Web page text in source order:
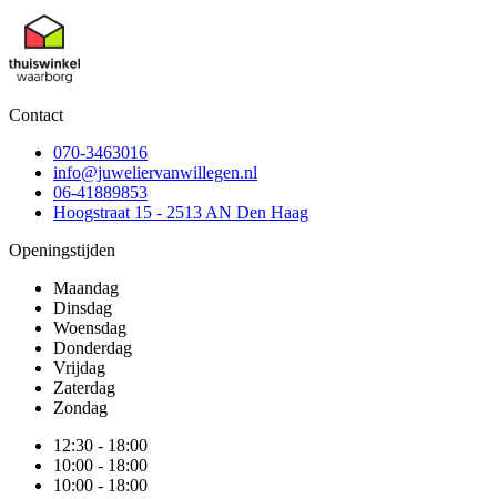
Contact
070-3463016
info@juweliervanwillegen.nl
06-41889853
Hoogstraat 15 - 2513 AN Den Haag
Openingstijden
Maandag
Dinsdag
Woensdag
Donderdag
Vrijdag
Zaterdag
Zondag
12:30 - 18:00
10:00 - 18:00
10:00 - 18:00